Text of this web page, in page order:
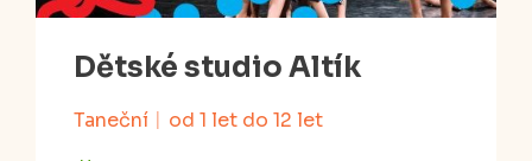
Dětské studio Altík
Taneční od 1 let do 12 let